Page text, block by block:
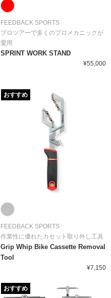
FEEDBACK SPORTS
プロツアーで多くのプロメカニックが
愛用
SPRINT WORK STAND
¥55,000
FEEDBACK SPORTS
作業性に優れたカセット取り外し工具
Grip Whip Bike Cassette Removal
Tool
¥7,150
おすすめ
おすすめ